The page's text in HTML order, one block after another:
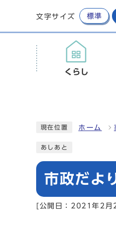
文字サイズ 標準
くらし
現在位置 ホーム
あしあと
市政だよ
[公開日：2021年2月